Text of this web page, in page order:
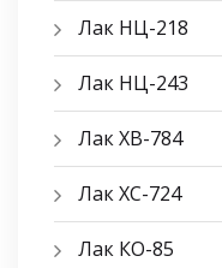
Лак НЦ-218
Лак НЦ-243
Лак ХВ-784
Лак ХС-724
Лак КО-85